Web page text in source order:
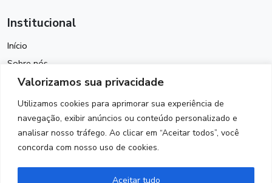
Valorizamos sua privacidade
Utilizamos cookies para aprimorar sua experiência de
navegação, exibir anúncios ou conteúdo personalizado e
analisar nosso tráfego. Ao clicar em “Aceitar todos”, você
concorda com nosso uso de cookies.
Aceitar tudo
Institucional
Início
Sobre nós
Política de Cookies
Termos de Uso
Política de Privacidade
Contato
Siga-nos